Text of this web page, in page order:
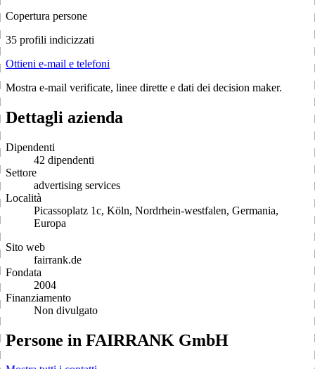
Copertura persone
35 profili indicizzati
Ottieni e-mail e telefoni
Mostra e-mail verificate, linee dirette e dati dei decision maker.
Dettagli azienda
Dipendenti
42 dipendenti
Settore
advertising services
Località
Picassoplatz 1c, Köln, Nordrhein-westfalen, Germania,
Europa
Sito web
fairrank.de
Fondata
2004
Finanziamento
Non divulgato
Persone in FAIRRANK GmbH